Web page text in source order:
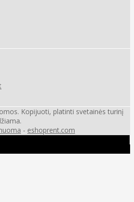
Kopijuoti, platinti svetainės turinį
- eshoprent.com